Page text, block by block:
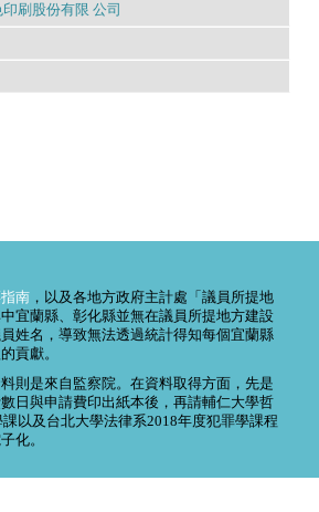
刷股份有限 公司
南 ，以及各地方政府主計處「議員所提地
宜蘭縣、彰化縣並無在議員所提地方建設
姓名，導致無法透過統計得知每個宜蘭縣
貢獻。
則是來自監察院。在資料取得方面，先是
日與申請費印出紙本後，再請輔仁大學哲
以及台北大學法律系2018年度犯罪學課程
化。